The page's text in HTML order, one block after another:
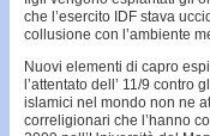
che l’esercito IDF stava
collusione con l’ambiente
Nuovi elementi di capro
l’attentato dell’ 11/9 contro
islamici nel mondo non ne
correligionari che l’hanno